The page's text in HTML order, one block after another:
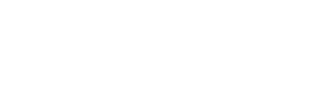
Telefoni,